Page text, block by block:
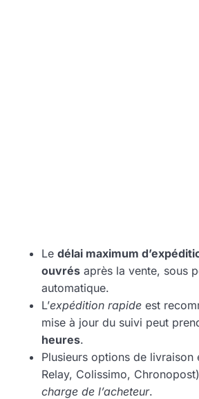
Le délai maximum
ouvrés après la vente, sous
automatique.
L’expédition rapide est
mise à jour du suivi peut
heures.
Plusieurs options de livraison
Relay, Colissimo,
charge de l’acheteur.